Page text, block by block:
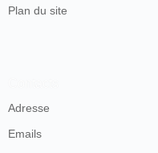
Plan du site
Adresse
Emails